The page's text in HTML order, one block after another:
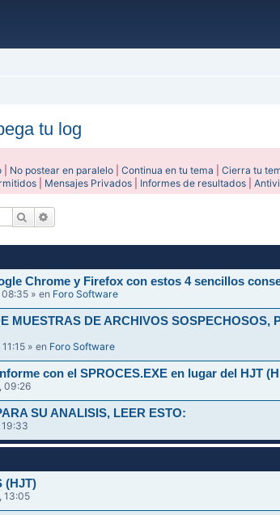
tu log
No postear en paralelo |Continua en tu tema |Cierra tu
Mensajes Privados Informes de resultados |
Buscar
Chrome y Firefox con estos 4 sencillos
» en Foro Software
MUESTRAS DE ARCHIVOS SOSPECHOSOS,
» en Foro Software
con el SPROCES.EXE en lugar del HJT
09:26
SU ANALISIS, LEER ESTO:
19:33
(HJT)
13:05